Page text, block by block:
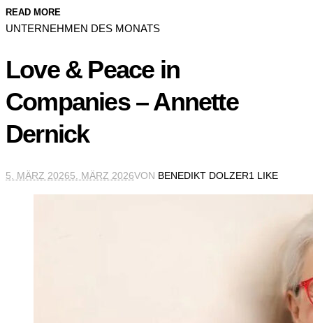
READ MORE
UNTERNEHMEN DES MONATS
Love & Peace in
Companies – Annette
Dernick
5. MÄRZ 20265. MÄRZ 2026VON BENEDIKT DOLZER1 LIKE